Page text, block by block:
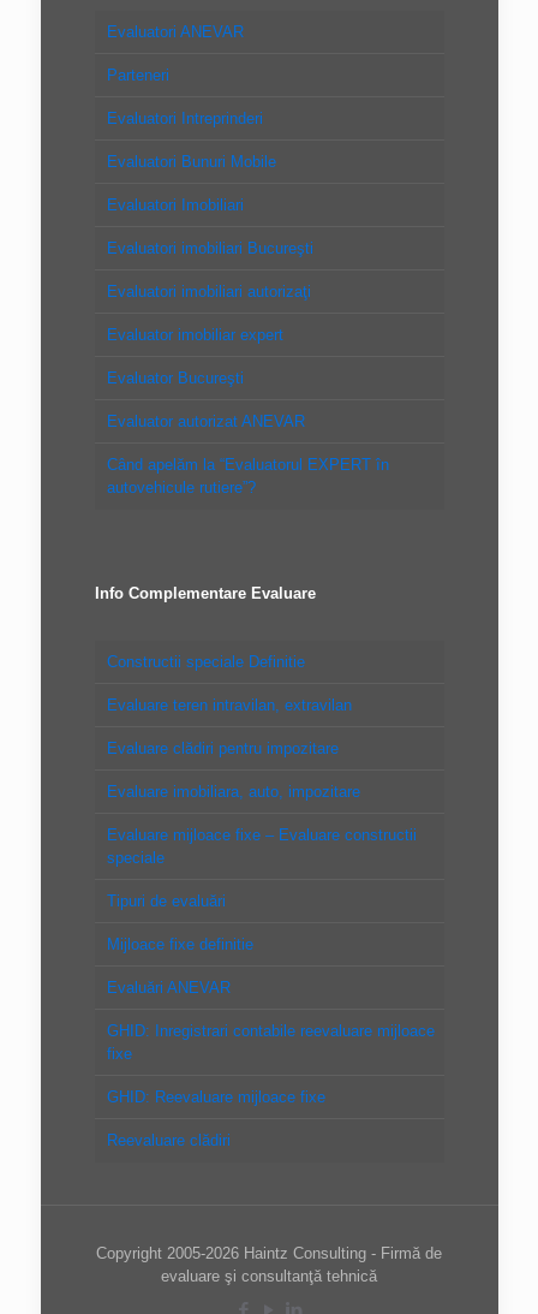
Evaluatori ANEVAR
Parteneri
Evaluatori Intreprinderi
Evaluatori Bunuri Mobile
Evaluatori Imobiliari
Evaluatori imobiliari Bucureşti
Evaluatori imobiliari autorizaţi
Evaluator imobiliar expert
Evaluator Bucureşti
Evaluator autorizat ANEVAR
Când apelăm la “Evaluatorul EXPERT în
autovehicule rutiere”?
Info Complementare Evaluare
Constructii speciale Definitie
Evaluare teren intravilan, extravilan
Evaluare clădiri pentru impozitare
Evaluare imobiliara, auto, impozitare
Evaluare mijloace fixe – Evaluare constructii
speciale
Tipuri de evaluări
Mijloace fixe definitie
Evaluări ANEVAR
GHID: Inregistrari contabile reevaluare mijloace
fixe
GHID: Reevaluare mijloace fixe
Reevaluare clădiri
Copyright 2005-2026 Haintz Consulting - Firmă de
evaluare şi consultanţă tehnică